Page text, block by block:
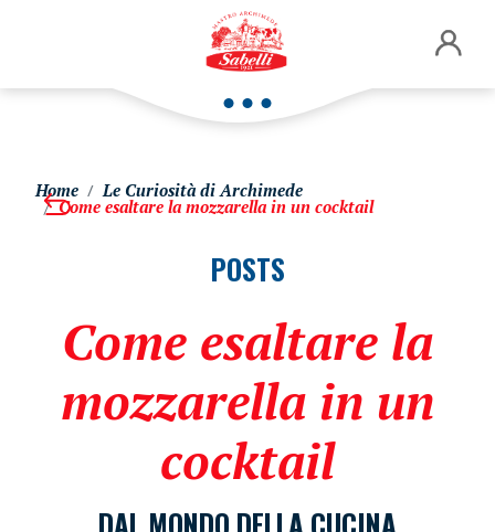
Home Le Curiosità di Archimede
Come esaltare la mozzarella in un cocktail
POSTS
Come esaltare la
mozzarella in un
cocktail
DAL MONDO DELLA CUCINA